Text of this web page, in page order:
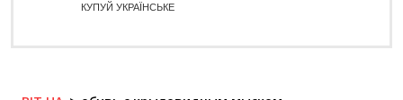
КУПУЙ УКРАЇНСЬКЕ